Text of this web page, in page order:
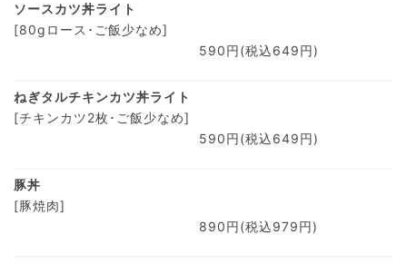
ソースカツ丼ライト
[80gロース･ご飯少なめ]
590円(税込649円)
ねぎタルチキンカツ丼ライト
[チキンカツ2枚･ご飯少なめ]
590円(税込649円)
豚丼
[豚焼肉]
890円(税込979円)